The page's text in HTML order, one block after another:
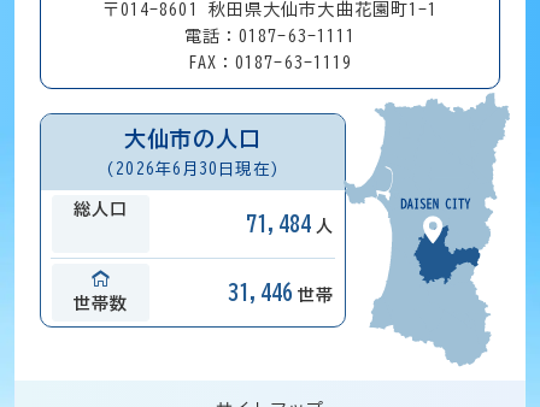
〒014-8601 秋田県大仙市大曲花園町1-1
電話：0187-63-1111
FAX：0187-63-1119
大仙市の人口
(2026年6月30日現在)
総人口
71,484 人
世帯数
31,446 世帯